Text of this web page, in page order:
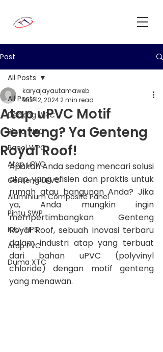
Post
All Posts
Decking WPC
Pintu WPC
Panel WPC
Atap uPVC
Genteng uPVC
Aluminium Composite Panel
Pintu SWP
KJU-TIPS
Atap PVC
Duma XTC
All Posts
Atap uPVC Motif
Genteng? Ya Genteng
Royal Roof!
karyajayautamaweb
Mar 12, 20242 min read
Apakah Anda sedang mencari solusi
atap yang efisien dan praktis untuk
rumah atau bangunan Anda? Jika
ya, Anda mungkin ingin
mempertimbangkan Genteng
Royal Roof, sebuah inovasi terbaru
dalam industri atap yang terbuat
dari bahan uPVC (polyvinyl
chloride) dengan motif genteng
yang menawan.